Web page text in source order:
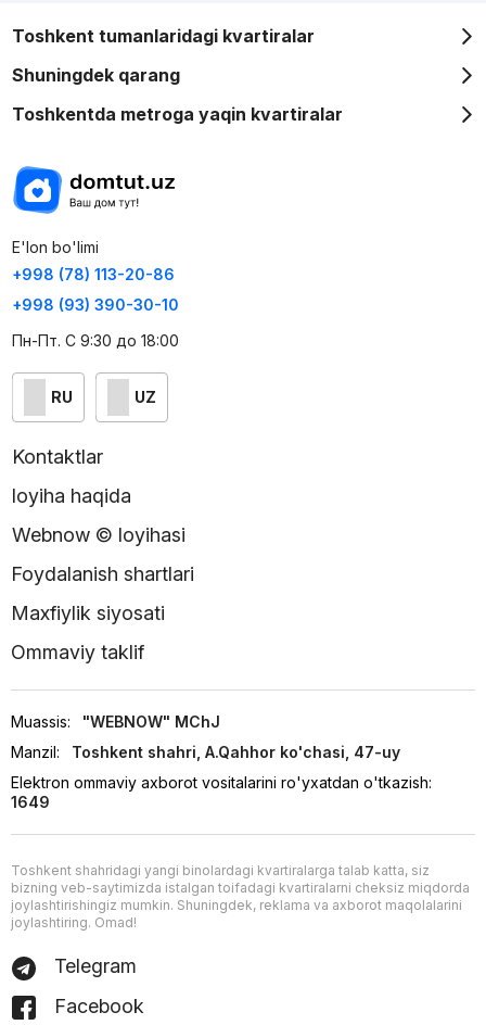
Toshkent tumanlaridagi kvartiralar
Shuningdek qarang
Toshkentda metroga yaqin kvartiralar
E'lon bo'limi
+998 (78) 113-20-86
+998 (93) 390-30-10
Пн-Пт. С 9:30 до 18:00
RU UZ
Kontaktlar
loyiha haqida
Webnow © loyihasi
Foydalanish shartlari
Maxfiylik siyosati
Ommaviy taklif
Muassis:
"WEBNOW" MChJ
Manzil:
Toshkent shahri, A.Qahhor ko'chasi, 47-uy
Elektron ommaviy axborot vositalarini ro'yxatdan o'tkazish:
1649
Toshkent shahridagi yangi binolardagi kvartiralarga talab katta, siz
bizning veb-saytimizda istalgan toifadagi kvartiralarni cheksiz miqdorda
joylashtirishingiz mumkin. Shuningdek, reklama va axborot maqolalarini
joylashtiring. Omad!
Telegram
Facebook